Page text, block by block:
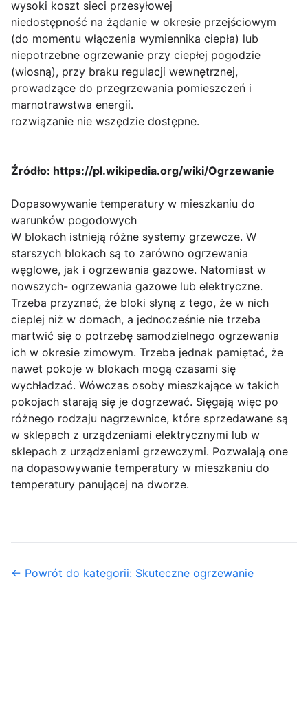
wysoki koszt sieci przesyłowej
niedostępność na żądanie w okresie przejściowym
(do momentu włączenia wymiennika ciepła) lub
niepotrzebne ogrzewanie przy ciepłej pogodzie
(wiosną), przy braku regulacji wewnętrznej,
prowadzące do przegrzewania pomieszczeń i
marnotrawstwa energii.
rozwiązanie nie wszędzie dostępne.
Źródło: https://pl.wikipedia.org/wiki/Ogrzewanie
Dopasowywanie temperatury w mieszkaniu do
warunków pogodowych
W blokach istnieją różne systemy grzewcze. W
starszych blokach są to zarówno ogrzewania
węglowe, jak i ogrzewania gazowe. Natomiast w
nowszych- ogrzewania gazowe lub elektryczne.
Trzeba przyznać, że bloki słyną z tego, że w nich
cieplej niż w domach, a jednocześnie nie trzeba
martwić się o potrzebę samodzielnego ogrzewania
ich w okresie zimowym. Trzeba jednak pamiętać, że
nawet pokoje w blokach mogą czasami się
wychładzać. Wówczas osoby mieszkające w takich
pokojach starają się je dogrzewać. Sięgają więc po
różnego rodzaju nagrzewnice, które sprzedawane są
w sklepach z urządzeniami elektrycznymi lub w
sklepach z urządzeniami grzewczymi. Pozwalają one
na dopasowywanie temperatury w mieszkaniu do
temperatury panującej na dworze.
← Powrót do kategorii: Skuteczne ogrzewanie